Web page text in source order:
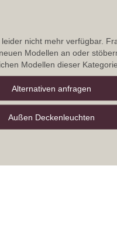
nicht mehr verfügbar.
Modellen an oder
Modellen dieser Kategorie.
Alternativen anfragen
Außen Deckenleuchten